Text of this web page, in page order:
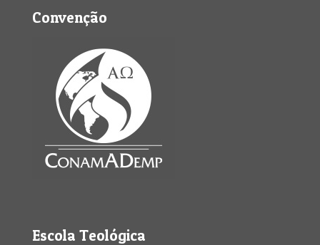
Convenção
Escola Teológica